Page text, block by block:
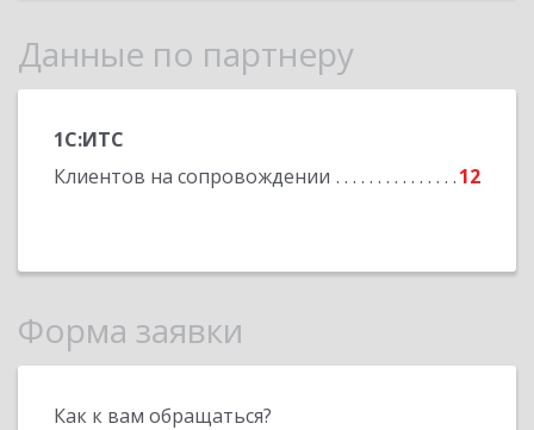
Данные по партнеру
1С:ИТС
Клиентов на сопровождении
12
Форма заявки
Как к вам обращаться?